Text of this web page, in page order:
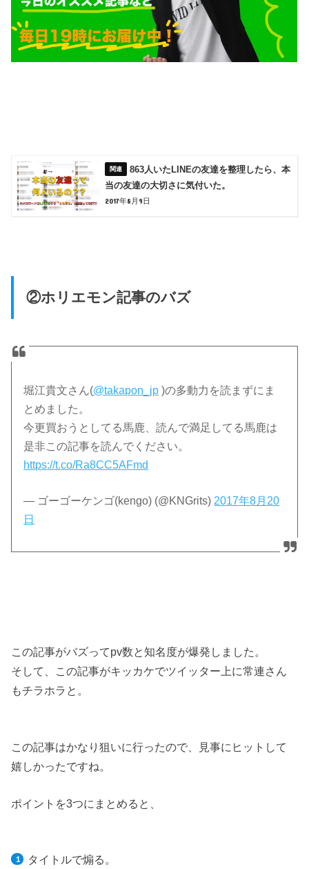
863人いたLINEの友達を整理したら、本
当の友達の大切さに気付いた。
2017年8月9日
②ホリエモン記事のバズ
堀江貴文さん(@takapon_jp )の多動力を読まずにま
とめました。
今更買おうとしてる馬鹿、読んで満足してる馬鹿は
是非この記事を読んでください。
https://t.co/Ra8CC5AFmd
— ゴーゴーケンゴ(kengo) (@KNGrits) 2017年8月20
日
この記事がバズってpv数と知名度が爆発しました。
そして、この記事がキッカケでツイッター上に常連さん
もチラホラと。
この記事はかなり狙いに行ったので、見事にヒットして
嬉しかったですね。
ポイントを3つにまとめると、
タイトルで煽る。